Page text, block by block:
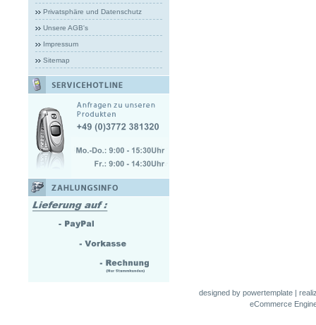
Privatsphäre und Datenschutz
Unsere AGB's
Impressum
Sitemap
designed by powertemplate|
eCommerce